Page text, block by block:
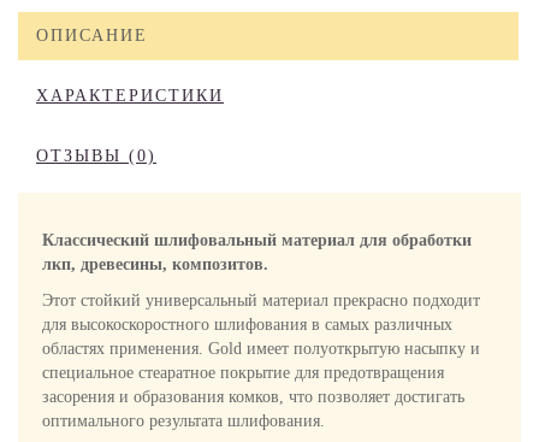
ОПИСАНИЕ
ХАРАКТЕРИСТИКИ
ОТЗЫВЫ (0)
Классический шлифовальный материал для обработки
лкп, древесины, композитов.
Этот стойкий универсальный материал прекрасно подходит
для высокоскоростного шлифования в самых различных
областях применения. Gold имеет полуоткрытую насыпку и
специальное стеаратное покрытие для предотвращения
засорения и образования комков, что позволяет достигать
оптимального результата шлифования.